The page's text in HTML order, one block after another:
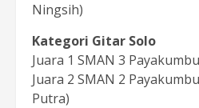
Ningsih)
Kategori Gitar Solo
Juara 1 SMAN 3
Juara 2 SMAN 2
Putra)